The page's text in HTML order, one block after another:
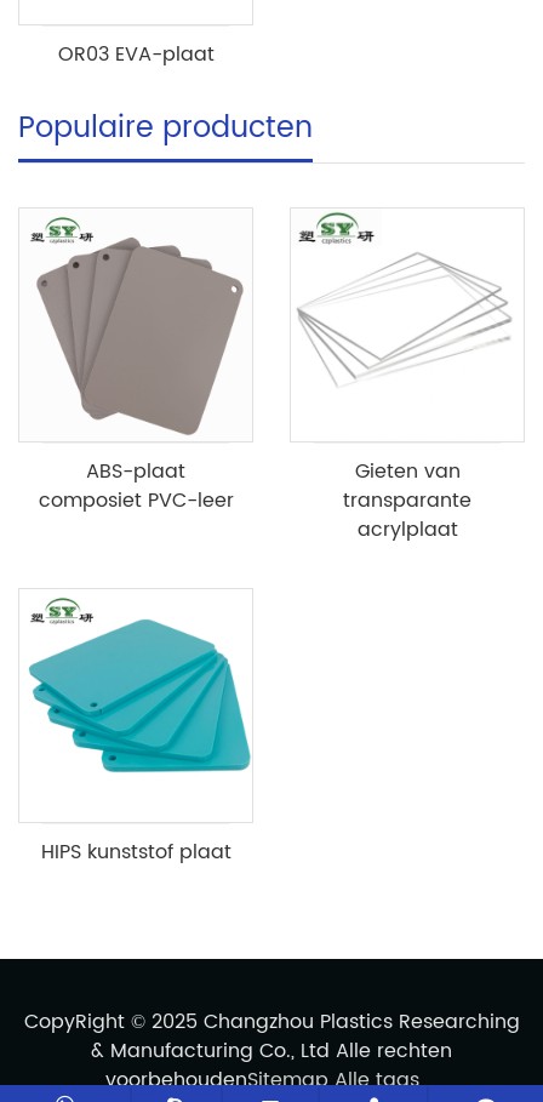
OR03 EVA-plaat
Populaire producten
ABS-plaat
composiet PVC-leer
Gieten van
transparante
acrylplaat
HIPS kunststof plaat
CopyRight © 2025 Changzhou Plastics Researching
& Manufacturing Co., Ltd Alle rechten
voorbehoudenSitemapAlle tags